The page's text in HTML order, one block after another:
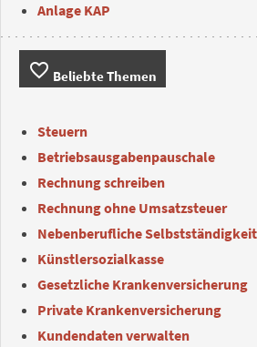
Anlage KAP
favorite_border Beliebte Themen
Steuern
Betriebsausgabenpauschale
Rechnung schreiben
Rechnung ohne Umsatzsteuer
Nebenberufliche Selbstständigkeit
Künstlersozialkasse
Gesetzliche Krankenversicherung
Private Krankenversicherung
Kundendaten verwalten